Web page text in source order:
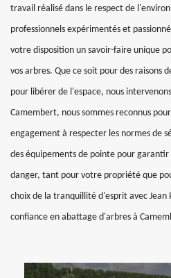
travail réalisé dans le respect de
professionnels expérimentés et
votre disposition un savoir-faire unique
vos arbres. Que ce soit pour des raisons
pour libérer de l'espace, nous
Camembert, nous sommes reconnus
engagement à respecter les normes de
des équipements de pointe pour
danger, tant pour votre propriété que
choix de la tranquillité d'esprit avec
confiance en abattage d'arbres à